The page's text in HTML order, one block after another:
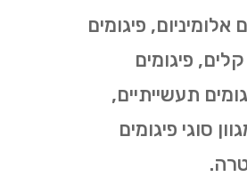
אלומיניום, פיגומים
פיגומים
תעשייתיים,
סוגי פיגומים